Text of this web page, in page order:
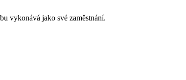
vykonává jako své zaměstnání.